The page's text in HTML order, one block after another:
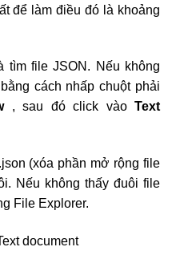
để làm điều đó là khoảng
tìm file JSON. Nếu không
cách nhấp chuột phải
, sau đó click vào Text
(xóa phần mở rộng file
Nếu không thấy đuôi file
File Explorer.